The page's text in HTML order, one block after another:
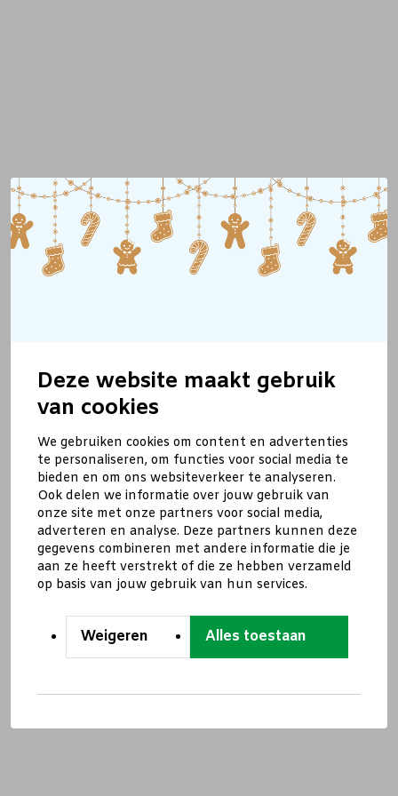
Deze website maakt gebruik
van cookies
We gebruiken cookies om content en advertenties
te personaliseren, om functies voor social media te
bieden en om ons websiteverkeer te analyseren.
Ook delen we informatie over jouw gebruik van
onze site met onze partners voor social media,
adverteren en analyse. Deze partners kunnen deze
gegevens combineren met andere informatie die je
aan ze heeft verstrekt of die ze hebben verzameld
op basis van jouw gebruik van hun services.
Weigeren Alles toestaan